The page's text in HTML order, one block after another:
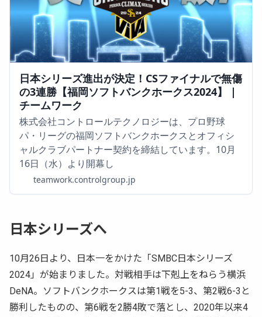
日本シリーズ進出が決定！CSファイナルで無傷
の3連勝【福岡ソフトバンクホークス2024】 |
チームワーク
株式会社コントロールテクノロジーは、プロ野球
パ・リーグの福岡ソフトバンクホークスとオフィシ
ャルクラブパートナー契約を締結しています。10月
16日（水）より開幕し
teamwork.controlgroup.jp
日本シリーズへ
10月26日より、日本一をかけた「SMBC日本シリーズ
2024」が始まりました。対戦相手は下剋上をねらう横浜
DeNA。ソフトバンクホークスは第1戦を5-3、第2戦6-3と
勝利したものの、第6戦を2勝4敗で落とし、2020年以来4